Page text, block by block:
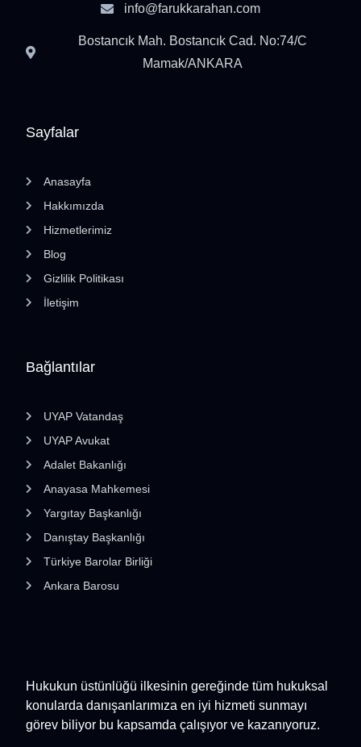
Hukukun üstünlüğü ilkesinin gereğinde tüm hukuksal
konularda danışanlarımıza en iyi hizmeti sunmayı
görev biliyor bu kapsamda çalışıyor ve kazanıyoruz.
Bağlantılar
UYAP Vatandaş
UYAP Avukat
Adalet Bakanlığı
Anayasa Mahkemesi
Yargıtay Başkanlığı
Danıştay Başkanlığı
Türkiye Barolar Birliği
Ankara Barosu
Sayfalar
Anasayfa
Hakkımızda
Hizmetlerimiz
Blog
Gizlilik Politikası
İletişim
info@farukkarahan.com
Bostancık Mah. Bostancık Cad. No:74/C
Mamak/ANKARA